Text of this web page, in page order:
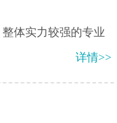
体实力较强的专业
详情>>